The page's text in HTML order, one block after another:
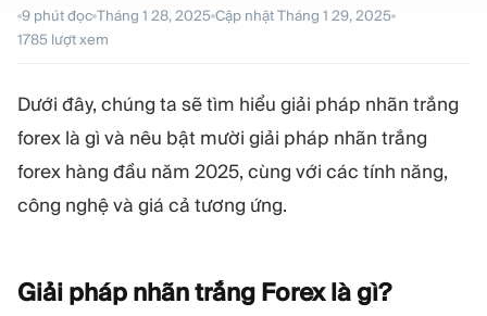
9 phút đọc Tháng 1 28, 2025 Cập nhậtTháng 1 29, 2025
1785 lượt xem
Dưới đây, chúng ta sẽ tìm hiểu giải pháp nhãn trắng
forex là gì và nêu bật mười giải pháp nhãn trắng
forex hàng đầu năm 2025, cùng với các tính năng,
công nghệ và giá cả tương ứng.
Giải pháp nhãn trắng Forex là gì?
Ngoại hối/CFD
Sàn giao dịch và Thanh
Sàn giao dịch Hậu cần
Hướng dẫn tiếp thị
Giới thiệu về Quadcode